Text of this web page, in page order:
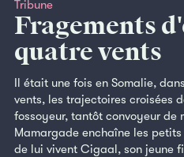
Tribune
Fragements
quatre vents
Il était une fois en Somalie,
vents, les trajectoires croisées
fossoyeur, tantôt convoyeur de
Mamargade enchaîne les
de lui vivent Cigaal, son jeune